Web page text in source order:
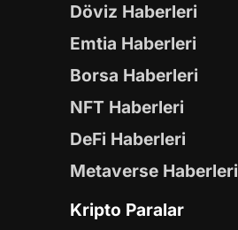
Döviz Haberleri
Emtia Haberleri
Borsa Haberleri
NFT Haberleri
DeFi Haberleri
Metaverse Haberleri
Kripto Paralar